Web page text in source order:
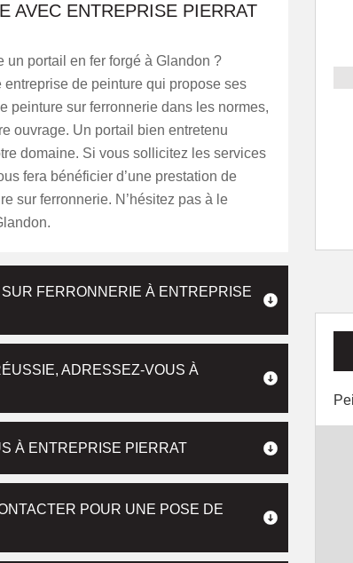
AVEC ENTREPRISE PIERRAT
un portail en fer forgé à Glandon ?
entreprise de peinture qui propose ses
peinture sur ferronnerie dans les normes,
ouvrage. Un portail bien entretenu
domaine. Si vous sollicitez les services
fera bénéficier d’une prestation de
sur ferronnerie. N’hésitez pas à le
FERRONNERIE À ENTREPRISE
ADRESSEZ-VOUS À
À ENTREPRISE PIERRAT
POUR UNE POSE DE